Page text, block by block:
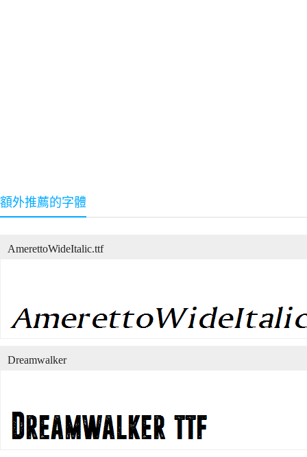
額外推薦的字體
AmerettoWideItalic.ttf
Dreamwalker